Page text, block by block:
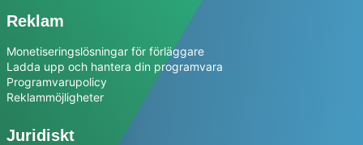
Reklam
Monetiseringslösningar för förläggare
Ladda upp och hantera din programvara
Programvarupolicy
Reklammöjligheter
Juridiskt